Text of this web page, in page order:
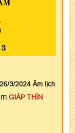
26/3/2024 Âm lịch
GIÁP THÌN